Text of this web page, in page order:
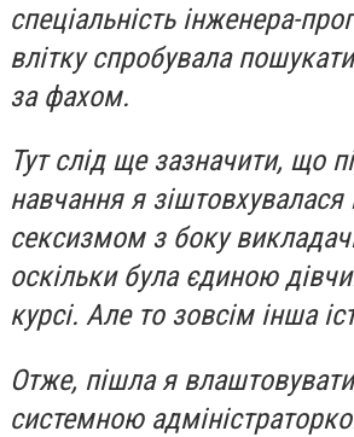
спеціальність інженера-
влітку спробувала
за фахом.
Тут слід ще зазначити, що
навчання я зіштовхувалася
сексизмом з боку
оскільки була єдиною
курсі. Але то зовсім інша
Отже, пішла я
системною